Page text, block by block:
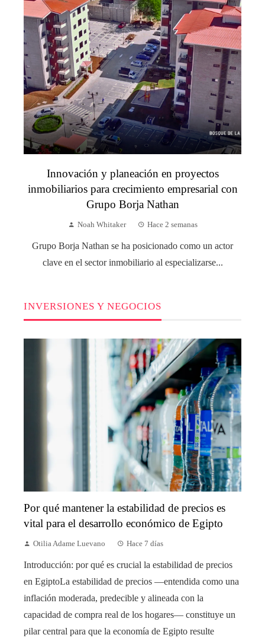
Innovación y planeación en proyectos
inmobiliarios para crecimiento empresarial con
Grupo Borja Nathan
Noah Whitaker Hace 2 semanas
Grupo Borja Nathan se ha posicionado como un actor
clave en el sector inmobiliario al especializarse...
INVERSIONES Y NEGOCIOS
Por qué mantener la estabilidad de precios es
vital para el desarrollo económico de Egipto
Otilia Adame Luevano Hace 7 días
Introducción: por qué es crucial la estabilidad de precios
en EgiptoLa estabilidad de precios —entendida como una
inflación moderada, predecible y alineada con la
capacidad de compra real de los hogares— constituye un
pilar central para que la economía de Egipto resulte